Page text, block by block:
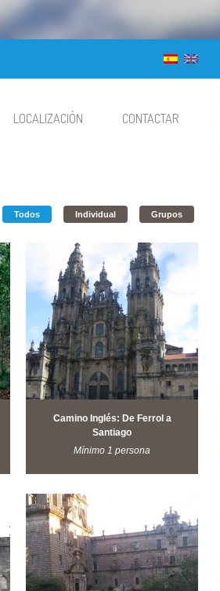
LOCALIZACIÓN CONTACTAR
Todos Individual Grupos
Camino Inglés: De Ferrol a
Santiago
Mínimo 1 persona